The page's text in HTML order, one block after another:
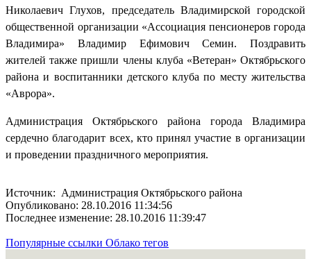
Николаевич Глухов, председатель Владимирской городской
общественной организации «Ассоциация пенсионеров города
Владимира» Владимир Ефимович Семин. Поздравить
жителей также пришли члены клуба «Ветеран» Октябрьского
района и воспитанники детского клуба по месту жительства
«Аврора».
Администрация Октябрьского района города Владимира
сердечно благодарит всех, кто принял участие в организации
и проведении праздничного мероприятия.
Источник: Администрация Октябрьского района
Опубликовано: 28.10.2016 11:34:56
Последнее изменение: 28.10.2016 11:39:47
Популярные ссылки Облако тегов